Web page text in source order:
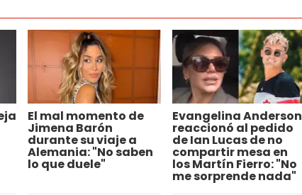
El mal momento de
Jimena Barón
durante su viaje a
Alemania: "No saben
lo que duele"
Evangelina Anderson
reaccionó al pedido
de Ian Lucas de no
compartir mesa en
los Martín Fierro: "No
me sorprende nada"